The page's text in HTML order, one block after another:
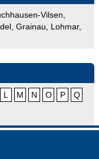
Vilsen
Grainau Lohmar,
L M N O P
Q